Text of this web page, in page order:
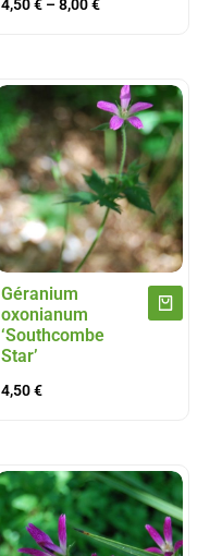
4,50€ –8,00€
Géranium
oxonianum
‘Southcombe
Star’
4,50€